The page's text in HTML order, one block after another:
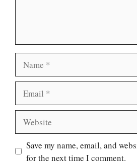
Save my name, email, and
for the next time I comment.